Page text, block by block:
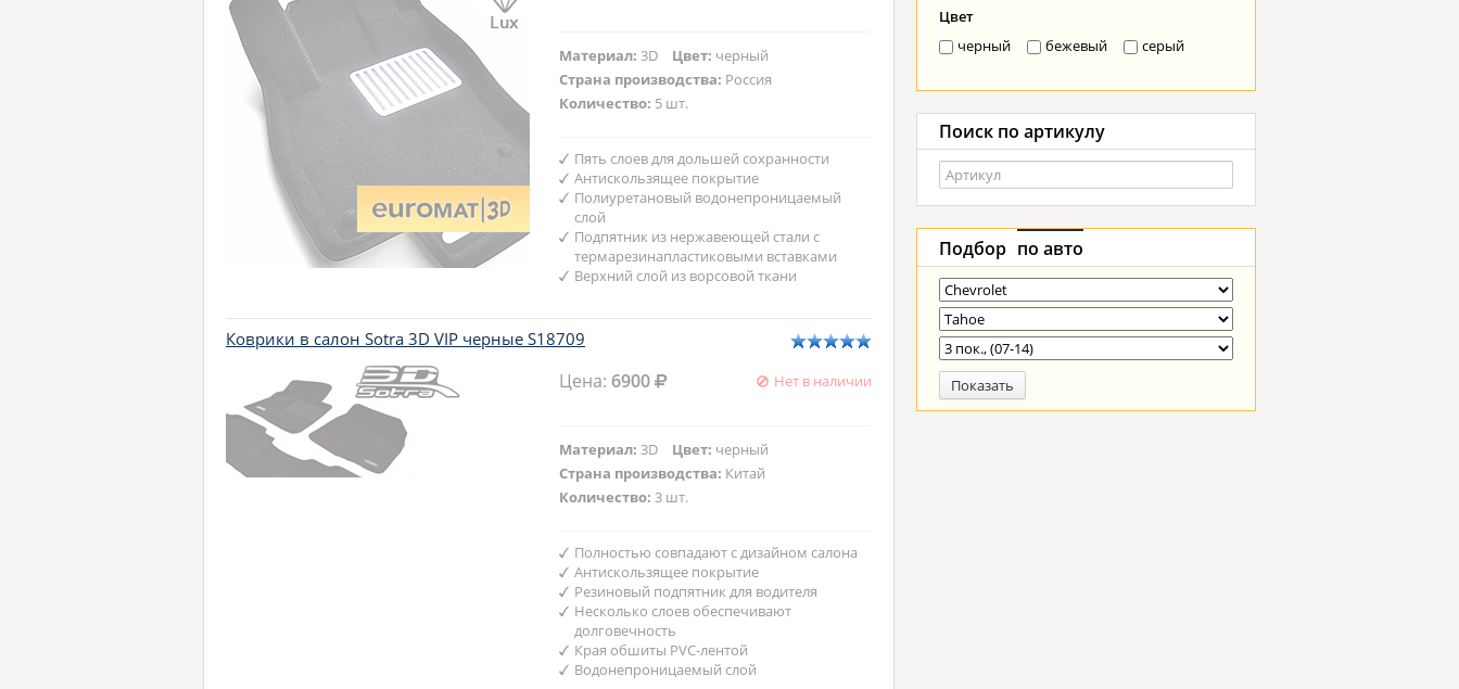
Материал:3D Цвет: черный
Страна производства: Россия
Количество: 5 шт.
Пять слоев для дольшей сохранности
Антискользящее покрытие
Полиуретановый водонепроницаемый
слой
Подпятник из нержавеющей стали с
термарезинапластиковыми вставками
Верхний слой из ворсовой ткани
Коврики в салон Sotra 3D VIP черные S18709
Цена:6900 Нет в наличии
Материал:3D Цвет: черный
Страна производства: Китай
Количество:3 шт.
Полностью совпадают с дизайном салона
Антискользящее покрытие
Резиновый подпятник для водителя
Несколько слоев обеспечивают
долговечность
Края обшиты PVC-лентой
Водонепроницаемый слой
Цвет
черный
бежевый серый
Поиск по артикулу
Подбор по авто
Показать